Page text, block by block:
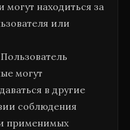
находиться за
или
могут
в другие
соблюдения
применимых